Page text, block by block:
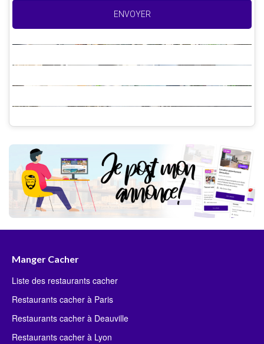
ENVOYER
Manger Cacher
Liste des restaurants cacher
Restaurants cacher à Paris
Restaurants cacher à Deauville
Restaurants cacher à Lyon